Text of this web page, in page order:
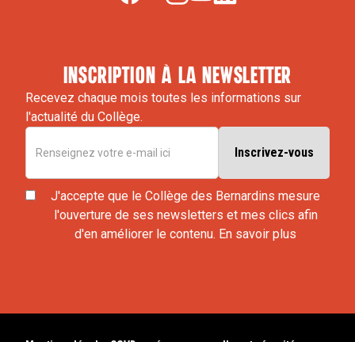
inscription à la newsletter
Recevez chaque mois toutes les informations sur
l'actualité du Collège.
J'accepte que le Collège des Bernardins mesure
l'ouverture de ses newsletters et mes clics afin
d'en améliorer le contenu. En savoir plus